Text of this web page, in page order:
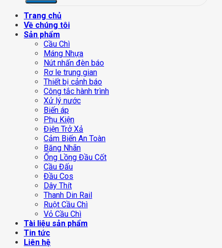
Trang chủ
Về chúng tôi
Sản phẩm
Cầu Chì
Máng Nhựa
Nút nhấn đèn báo
Rơ le trung gian
Thiết bị cảnh báo
Công tắc hành trình
Xử lý nước
Biến áp
Phụ Kiện
Điện Trở Xả
Cảm Biến An Toàn
Băng Nhãn
Ống Lồng Đầu Cốt
Cầu Đấu
Đầu Cos
Dây Thít
Thanh Din Rail
Ruột Cầu Chì
Vỏ Cầu Chì
Tài liệu sản phẩm
Tin tức
Liên hệ